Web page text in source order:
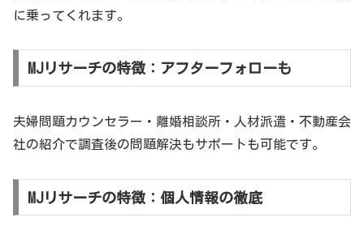
に乗ってくれます。
MJリサーチの特徴：アフターフォローも
夫婦問題カウンセラー・離婚相談所・人材派遣・不動産会
社の紹介で調査後の問題解決もサポートも可能です。
MJリサーチの特徴：個人情報の徹底